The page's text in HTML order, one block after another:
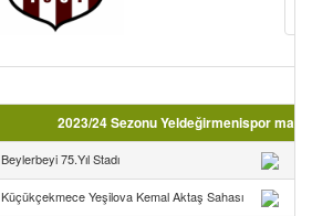
2023/24 Sezonu Yeldeğirmenispor maç
Beylerbeyi 75.Yıl Stadı
Küçükçekmece Yeşilova Kemal Aktaş Sahası